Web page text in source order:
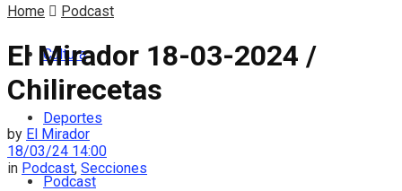
Cultura
Deportes
Podcast
Home Podcast
El Mirador 18-03-2024 /
Chilirecetas
by El Mirador
18/03/24 14:00
in Podcast, Secciones